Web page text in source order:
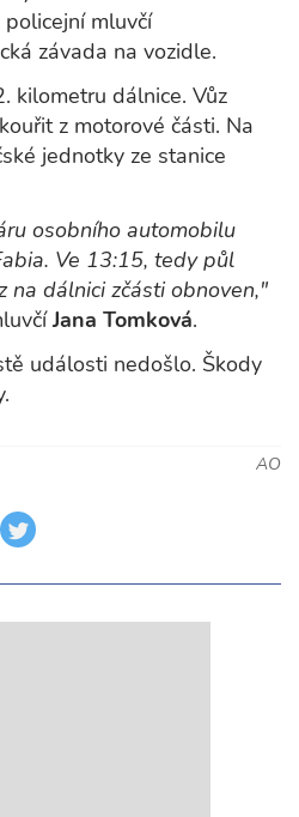
mluvčí
závada na vozidle.
kilometru dálnice. Vůz
z motorové části. Na
jednotky ze stanice
osobního automobilu
Ve 13:15, tedy půl
na dálnici zčásti obnoven,"
Jana Tomková.
události nedošlo. Škody
AO